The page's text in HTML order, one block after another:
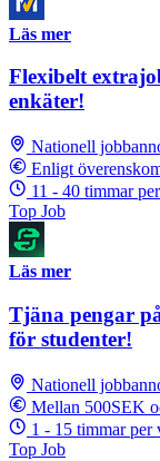
Läs mer
Flexibelt
enkäter!
Nationell
Enligt
11 - 40 timmar
Top Job
Läs mer
Tjäna pengar
för studenter!
Nationell
Mellan 500SEK
1 - 15 timmar per
Top Job